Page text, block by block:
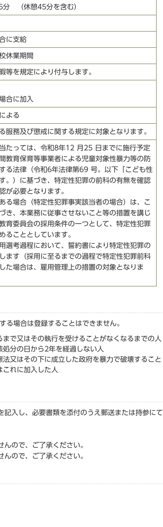
分 （休憩45分を含む）
に支給
休業期間
等を規定により付与します。
合に加入
よる
服務及び懲戒に関する規定に対象となります。
たっては、令和8年12 月25 日までに施行予定
教育保育等事業者による児童対象性暴力等の防
る法律（令和6年法律第69 号。以下「こども性
。）に基づき、特定性犯罪の前科の有無を確認
が必要となります。
る場合（特定性犯罪事実該当者の場合）は、こ
き、本業務に従事させないこと等の措置を講じ
育委員会の採用条件の一つとして、特定性犯罪
ることとしています。
選考過程において、誓約書により特定性犯罪の
ます（採用に至るまでの過程で特定性犯罪前科
た場合は、雇用管理上の措置の対象となりま
る場合は登録することはできません。
で又はその執行を受けることがなくなるまでの人
分の日から2年を経過しない人
又はその下に成立した政府を暴力で破壊すること
れに加入した人
記入し、必要書類を添付のうえ郵送または持参にて
ので、ご了承ください。
ので、ご了承ください。